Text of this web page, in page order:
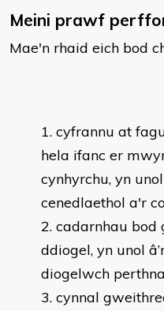
Meini prawf
Mae'n rhaid eich bod
cyfrannu at
hela ifanc er
cynhyrchu, yn
cenedlaethol a'r
cadarnhau bod
ddiogel, yn unol
diogelwch
cynnal